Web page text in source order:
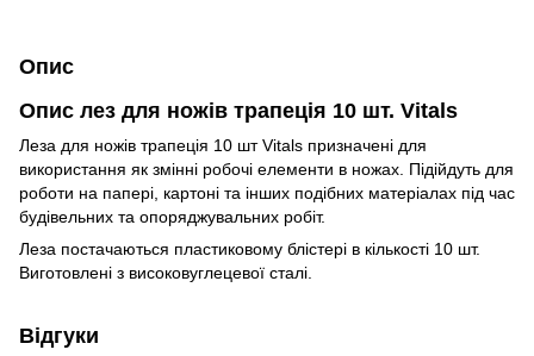
Опис
Опис лез для ножів трапеція 10 шт. Vitals
Леза для ножів трапеція 10 шт Vitals призначені для
використання як змінні робочі елементи в ножах. Підійдуть для
роботи на папері, картоні та інших подібних матеріалах під час
будівельних та опоряджувальних робіт.
Леза постачаються пластиковому блістері в кількості 10 шт.
Виготовлені з високовуглецевої сталі.
Відгуки